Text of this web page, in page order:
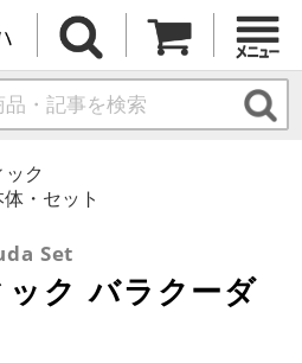
ク
・セット
Set
ク バラクーダ